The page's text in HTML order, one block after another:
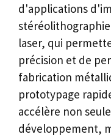
d'applications
laser, qui
précision et de
fabrication
prototypage
accélère non
développement,